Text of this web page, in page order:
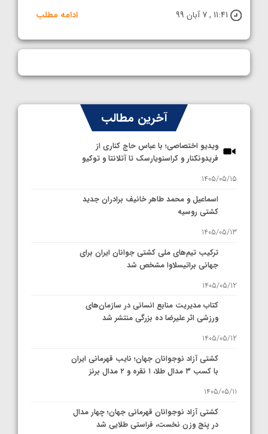
11:41 , 7 آبان 99
ادامه مطلب
آخرین مطالب
ویدیو اختصاصی؛ با عباس حاج کناری از
فریدونکنار و کراسنویارسک تا آتلانتا و توکیو
1405/05/15
اسماعیل و محمد طاهر خانیف برادران جدید
کشتی روسیه
1405/05/13
ترکیب تیم‌های ملی کشتی جوانان ایران برای
جهانی براتیسلاوا مشخص شد
1405/05/12
کتاب مدیریت منابع انسانی در سازمان‌های
ورزشی اثر علیرضا ده بزرگی منتشر شد
1405/05/12
کشتی آزاد نوجوانان جهان؛ نایب قهرمانی ایران
با کسب ۳ مدال طلا، ۱ نقره و ۲ مدال برنز
1405/05/11
کشتی آزاد نوجوانان قهرمانی جهان؛ چهار مدال
در پنج وزن نخست، فراستی طلایی شد